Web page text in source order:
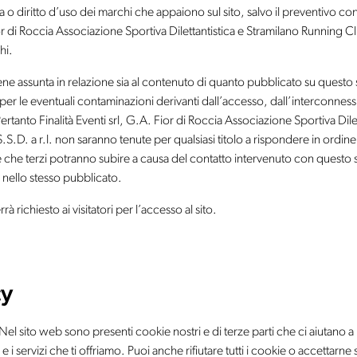
o diritto d’uso dei marchi che appaiono sul sito, salvo il preventivo
di Roccia Associazione Sportiva Dilettantistica e Stramilano Running
assunta in relazione sia al contenuto di quanto pubblicato su questo
le eventuali contaminazioni derivanti dall’accesso,
Finalità Eventi srl, G.A. Fior di Roccia Associazione Sportiva
a r.l. non saranno tenute per qualsiasi titolo a rispondere in
terzi potranno subire a causa del contatto intervenuto con questo
stesso pubblicato.
richiesto ai visitatori per l’accesso al sito.
sito web sono presenti cookie nostri e di terze parti che ci aiutano a
i servizi che ti offriamo. Puoi anche rifiutare tutti i cookie o accettarne